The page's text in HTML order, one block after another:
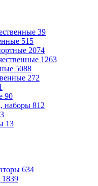
39
515
2074
1263
5088
272
90
наборы 812
13
634
1839